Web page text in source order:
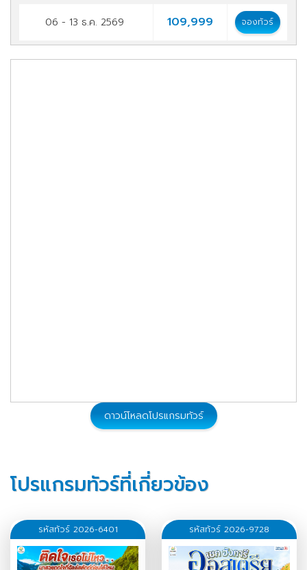
06 - 13 ธ.ค. 2569 109,999 จองทัวร์
24 - 31 ธ.ค. 2569 109,999 จองทัวร์
ดาวน์โหลดโปรแกรมทัวร์
โปรแกรมทัวร์ที่เกี่ยวข้อง
รหัสทัวร์ 2026-6401 รหัสทัวร์ 2026-9728